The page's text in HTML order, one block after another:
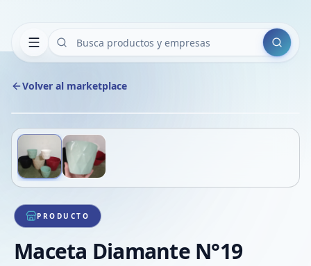
Buscar
Volver al marketplace
1/2
PRODUCTO
Maceta Diamante N°19